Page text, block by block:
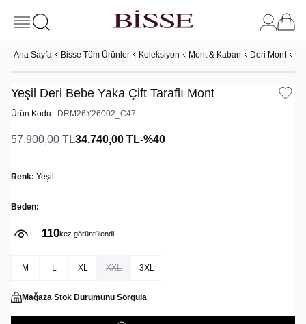
Ana Sayfa Bisse Tüm Ürünler Koleksiyon Mont & Kaban Deri Mont
Yeşil Deri Bebe Yaka Çift Taraflı Mont
Ürün Kodu : DRM26Y26002_C47
57.900,00TL34.740,00 TL-%40
Renk: Yeşil
Beden:
110kez görüntülendi
M L XL XXL 3XL
Mağaza Stok Durumunu Sorgula